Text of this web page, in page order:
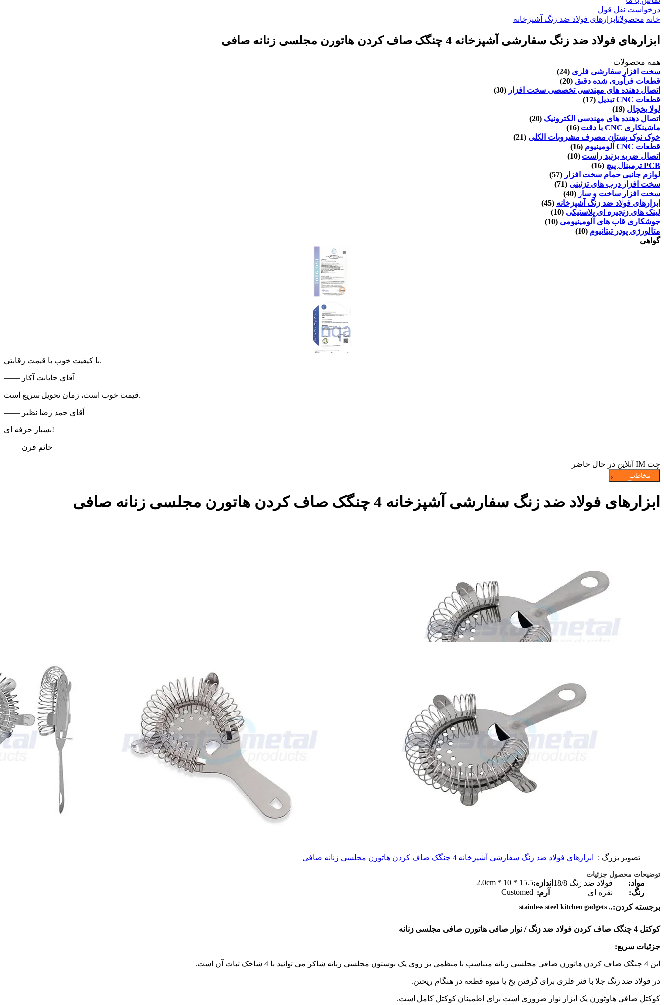
درخواست نقل قول
خانه محصولاتابزارهای فولاد ضد زنگ آشپزخانه
ابزارهای فولاد ضد زنگ سفارشی آشپزخانه 4 چنگک صاف کردن هاتورن مجلسی زنانه صافی
همه محصولات
سخت افزار سفارشی فلزی (24)
قطعات فرآوری شده دقیق (20)
اتصال دهنده های مهندسی تخصصی سخت افزار (30)
قطعات CNC تبدیل
(17)
لولا یخچال (19)
اتصال دهنده های مهندسی الکترونیک (20)
ماشینکاری CNC با دقت
(16)
خوک نوک پستان مصرف مشروبات الکلی (21)
قطعات CNC آلومینیوم
(16)
اتصال ضربه بزنید راست (10)
PCB ترمینال پیچ
(16)
لوازم جانبی حمام سخت افزار (57)
سخت افزار درب های تزئینی (71)
سخت افزار ساخت و ساز (40)
ابزارهای فولاد ضد زنگ آشپزخانه (45)
لینک های زنجیره ای پلاستیکی (10)
جوشکاری قاب های آلومینیومی (10)
متالورژی پودر تیتانیوم (10)
گواهی
با کیفیت خوب با قیمت رقابتی.
—— آقای جایانت آکار
قیمت خوب است، زمان تحویل سریع است.
—— آقای حمد رضا نظیر
بسیار حرفه ای!
—— خانم فرن
چت IM آنلاین در حال حاضر
ابزارهای فولاد ضد زنگ سفارشی آشپزخانه 4 چنگک صاف کردن هاتورن مجلسی زنانه صافی
تصویر بزرگ : ابزارهای فولاد ضد زنگ سفارشی آشپزخانه 4 چنگک صاف کردن هاتورن مجلسی زنانه صافی
توضیحات محصول جزئیات
مواد: فولاد ضد زنگ 18/8 اندازه:15.5 * 10 * 2.0cm
رنگ:
نقره ای آرم: Customed
برجسته کردن:,
,
stainless steel kitchen gadgets
کوکتل 4 چنگک صاف کردن فولاد ضد زنگ / نوار صافی هاتورن صافی مجلسی زنانه
جزئیات سریع:
این 4 چنگک صاف کردن هاتورن صافی مجلسی زنانه متناسب با منظمی بر روی یک بوستون مجلسی زنانه شاکر می توانید با 4 شاخک ثبات آن است.
در فولاد ضد زنگ جلا با فنر فلزی برای گرفتن یخ یا میوه قطعه در هنگام ریختن.
کوکتل صافی هاوثورن یک ابزار نوار ضروری است برای اطمینان کوکتل کامل است.